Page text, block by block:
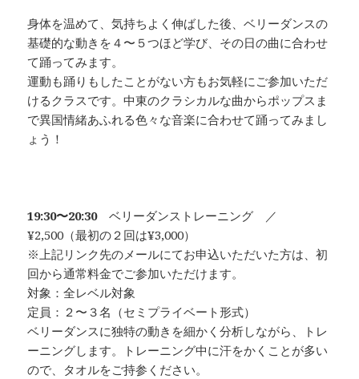
身体を温めて、気持ちよく伸ばした後、ベリーダンスの
基礎的な動きを４〜５つほど学び、その日の曲に合わせ
て踊ってみます。
運動も踊りもしたことがない方もお気軽にご参加いただ
けるクラスです。中東のクラシカルな曲からポップスま
で異国情緒あふれる色々な音楽に合わせて踊ってみまし
ょう！
19:30〜20:30ベリーダンストレーニング ／
¥2,500（最初の２回は¥3,000）
※上記リンク先のメールにてお申込いただいた方は、初
回から通常料金でご参加いただけます。
対象：全レベル対象
定員：２〜３名（セミプライベート形式）
ベリーダンスに独特の動きを細かく分析しながら、トレ
ーニングします。トレーニング中に汗をかくことが多い
ので、タオルをご持参ください。